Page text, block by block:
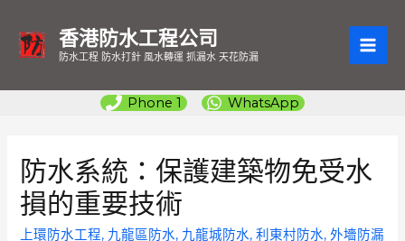
香港防水工程公司
防水工程 防水打針 風水轉運 抓漏水 天花防漏
Phone 1 WhatsApp
防水系統：保護建築物免受水
損的重要技術
上環防水工程, 九龍區防水, 九龍城防水,利東村防水,外墻防漏